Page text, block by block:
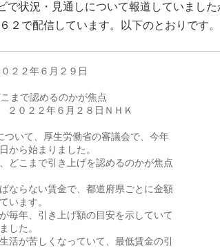
で状況・見通しについて報道していました
２で配信しています。以下のとおりです。
２２年６月２９日
まで認めるのかが焦点
０２２年６月２８日ＮＨＫ
いて、厚生労働省の審議会で、今年
から始まりました。
どこまで引き上げを認めるのかが焦点
ならない賃金で、都道府県ごとに金額
います。
毎年、引き上げ額の目安を示していて
した。
が苦しくなっていて、最低賃金の引